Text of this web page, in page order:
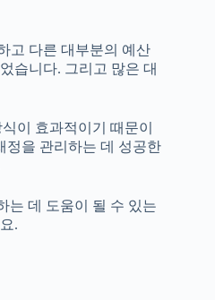
고 다른 대부분의 예산
습니다. 그리고 많은 대
이 효과적이기 때문이
정을 관리하는 데 성공한
는 데 도움이 될 수 있는
.